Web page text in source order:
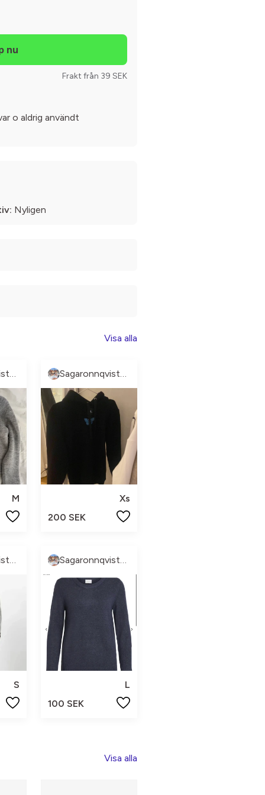
Frakt från 39 SEK
o aldrig användt
Nyligen
Visa alla
Sagaronnqvistberg
M
Sagaronnqvistberg
Xs
200 SEK
Sagaronnqvistberg
S
Sagaronnqvistberg
L
100 SEK
Visa alla